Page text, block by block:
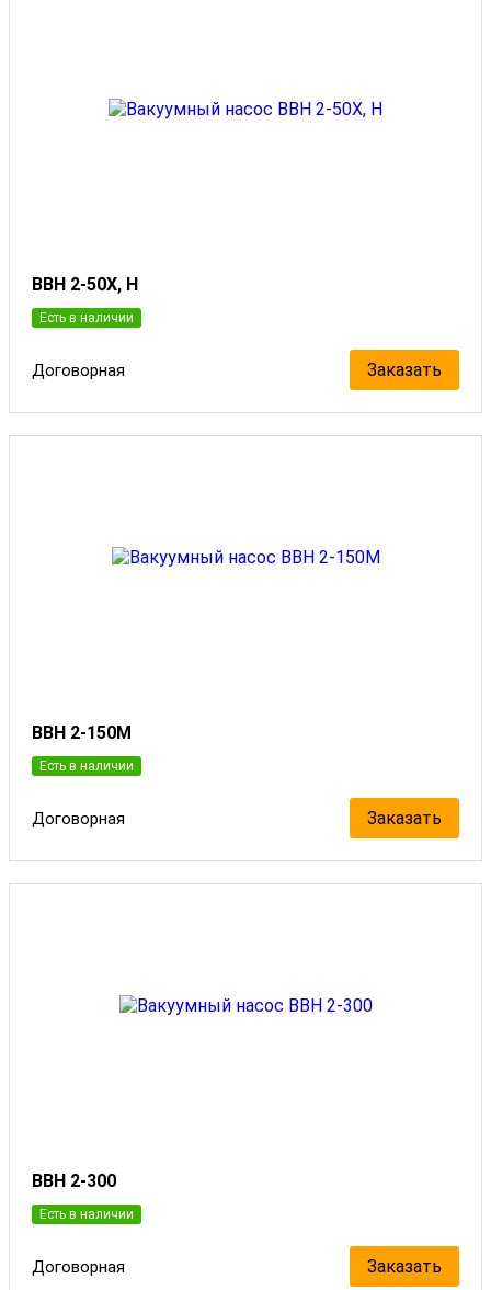
ВВН 2-50Х, Н
Есть в наличии
Договорная Заказать
ВВН 2-150М
Есть в наличии
Договорная Заказать
ВВН 2-300
Есть в наличии
Договорная Заказать